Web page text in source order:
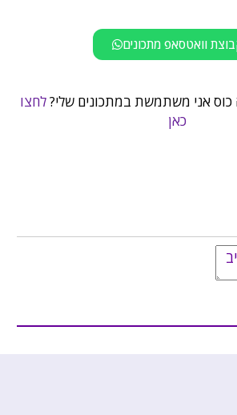
וואטסאפ מתכונים
כוס אני משתמשת במתכונים שלי?לחצו
כאן